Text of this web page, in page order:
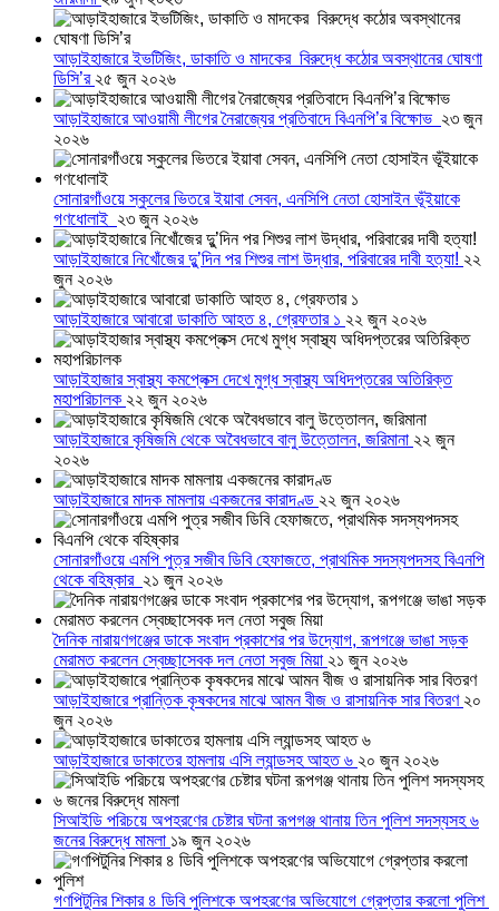
আড়াইহাজারে ইভটিজিং, ডাকাতি ও মাদকের বিরুদ্ধে কঠোর অবস্থানের ঘোষণা
ডিসি’র ২৫ জুন ২০২৬
আড়াইহাজারে আওয়ামী লীগের নৈরাজ্যের প্রতিবাদে বিএনপি’র বিক্ষোভ ২৩ জুন
২০২৬
সোনারগাঁওয়ে স্কুলের ভিতরে ইয়াবা সেবন, এনসিপি নেতা হোসাইন ভূঁইয়াকে
গণধোলাই ২৩ জুন ২০২৬
আড়াইহাজারে নিখোঁজের দুু’দিন পর শিশুর লাশ উদ্ধার, পরিবারের দাবী হত্যা! ২২
জুন ২০২৬
আড়াইহাজারে আবারো ডাকাতি আহত ৪, গ্রেফতার ১ ২২ জুন ২০২৬
আড়াইহাজার স্বাস্থ্য কমপ্লেক্স দেখে মুগ্ধ স্বাস্থ্য অধিদপ্তরের অতিরিক্ত
মহাপরিচালক ২২ জুন ২০২৬
আড়াইহাজারে কৃষিজমি থেকে অবৈধভাবে বালু উত্তোলন, জরিমানা ২২ জুন
২০২৬
আড়াইহাজারে মাদক মামলায় একজনের কারাদণ্ড ২২ জুন ২০২৬
সোনারগাঁওয়ে এমপি পুত্র সজীব ডিবি হেফাজতে, প্রাথমিক সদস্যপদসহ বিএনপি
থেকে বহিষ্কার ২১ জুন ২০২৬
দৈনিক নারায়ণগঞ্জের ডাকে সংবাদ প্রকাশের পর উদ্যোগ, রূপগঞ্জে ভাঙা সড়ক
মেরামত করলেন স্বেচ্ছাসেবক দল নেতা সবুজ মিয়া ২১ জুন ২০২৬
আড়াইহাজারে প্রান্তিক কৃষকদের মাঝে আমন বীজ ও রাসায়নিক সার বিতরণ ২০
জুন ২০২৬
আড়াইহাজারে ডাকাতের হামলায় এসি ল্যান্ডসহ আহত ৬ ২০ জুন ২০২৬
সিআইডি পরিচয়ে অপহরণের চেষ্টার ঘটনা রূপগঞ্জ থানায় তিন পুলিশ সদস্যসহ ৬
জনের বিরুদ্ধে মামলা ১৯ জুন ২০২৬
গণপিটুনির শিকার ৪ ডিবি পুলিশকে অপহরণের অভিযোগে গ্রেপ্তার করলো পুলিশ